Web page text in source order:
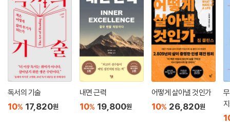
별한 통찰력을 활용하여 차별화된 가치를 만들어낼 수 있습니다. 젊음의
힘과 연륜의 지혜, 이 두 가지를 모두 가진 40대. 우리는 이 독특한 시간의
가치를 활용할 수 있어야 합니다.
--- p.218
독서의 기술
10% 17,820원
내면 근력
10% 19,800원
어떻게 살아낼 것인가
10% 26,820원